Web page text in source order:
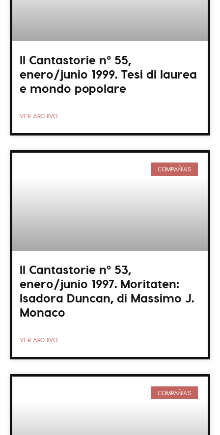
Il Cantastorie nº 55,
enero/junio 1999. Tesi di laurea
e mondo popolare
VER ARCHIVO
COMPAÑÍAS
Il Cantastorie nº 53,
enero/junio 1997. Moritaten:
Isadora Duncan, di Massimo J.
Monaco
VER ARCHIVO
COMPAÑÍAS